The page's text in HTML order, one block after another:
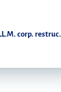
corp. restruc.